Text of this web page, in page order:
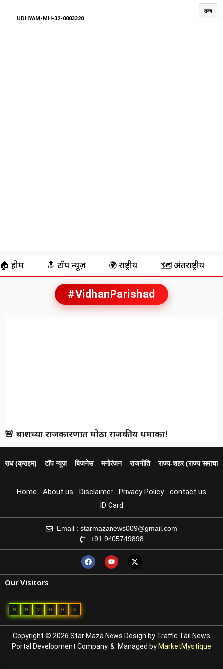
UDHYAM-MH-32-0003320
राज्य
🏠 होम 🔝 टॉप न्यूज़ 🌍 राष्ट्रीय 🗺️ अंतर्राष्ट्रीय
#VidhanParishad
🚨 बार्शीच्या राजकारणात मोठा राजकीय धमाका!
(क्राइम) टॉप न्यूज़ बिजनेस मनोरंजन राजनीति राज्य‑शहर (राज्य समाचार)
Home About us Disclaimer Privacy Policy
contact us
ID Card
Email : starmazanews009@gmail.com
+91 9405749898
Our Visitors
9 9 7 0 0 3
Copyright © 2026 Star Maza News Design by Traffic Tail News
Portal Development Company & Managed by MarketMystique